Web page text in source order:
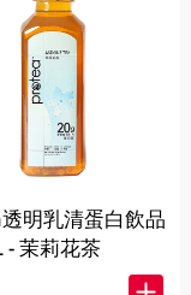
明乳清蛋白飲品
500ML - 茉莉花茶